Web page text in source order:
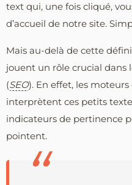
text qui, une fois cliqué,
d’accueil de notre site.
Mais au-delà de cette
jouent un rôle crucial
(SEO). En effet, les
interprètent ces petits
indicateurs de pertinence
pointent.